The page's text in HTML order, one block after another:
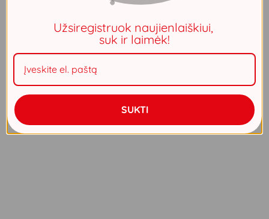
Užsiregistruok naujienlaiškiui,
suk ir laimėk!
SUKTI